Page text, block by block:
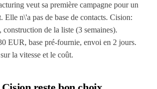
veut sa première campagne pour un
Elle n\'a pas de base de contacts. Cision:
de la liste (3 semaines).
EUR, base pré-fournie, envoi en 2 jours.
la vitesse et le coût.